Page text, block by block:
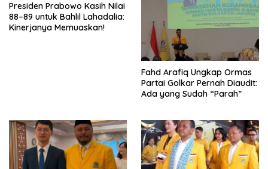
Presiden Prabowo Kasih Nilai
88–89 untuk Bahlil Lahadalia:
Kinerjanya Memuaskan!
Fahd Arafiq Ungkap Ormas
Partai Golkar Pernah Diaudit:
Ada yang Sudah “Parah”